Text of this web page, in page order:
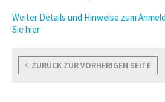
Weiter Details und Hinweise zum
Sie hier
ZURÜCK ZUR VORHERIGEN SEITE